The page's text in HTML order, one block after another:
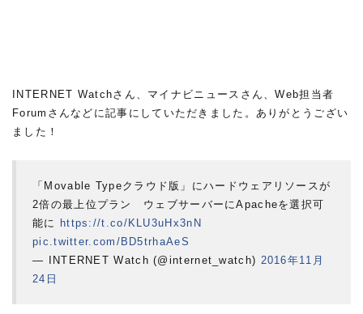
INTERNET Watchさん、マイナビニュースさん、Web担当者
Forumさんなどに記事にしていただきました。ありがとうござい
ました！
「Movable Typeクラウド版」にハードウェアリソースが
2倍の最上位プラン ウェブサーバーにApacheを選択可
能に
https://t.co/KLU3uHx3nN
pic.twitter.com/BD5trhaAeS
— INTERNET Watch (@internet_watch) 2016年11月
24日